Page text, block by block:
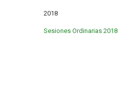
2018
Sesiones Ordinarias 2018